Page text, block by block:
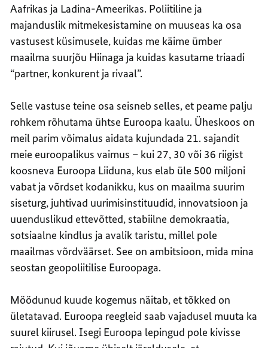
Aafrikas ja Ladina-Ameerikas. Poliitiline ja
majanduslik mitmekesistamine on muuseas ka osa
vastusest küsimusele, kuidas me käime ümber
maailma suurjõu Hiinaga ja kuidas kasutame triaadi
“partner, konkurent ja rivaal”.
Selle vastuse teine osa seisneb selles, et peame palju
rohkem rõhutama ühtse Euroopa kaalu. Üheskoos on
meil parim võimalus aidata kujundada 21. sajandit
meie euroopalikus vaimus – kui 27, 30 või 36 riigist
koosneva Euroopa Liiduna, kus elab üle 500 miljoni
vabat ja võrdset kodanikku, kus on maailma suurim
siseturg, juhtivad uurimisinstituudid, innovatsioon ja
uuenduslikud ettevõtted, stabiilne demokraatia,
sotsiaalne kindlus ja avalik taristu, millel pole
maailmas võrdväärset. See on ambitsioon, mida mina
seostan geopoliitilise Euroopaga.
Möödunud kuude kogemus näitab, et tõkked on
ületatavad. Euroopa reegleid saab vajadusel muuta ka
suurel kiirusel. Isegi Euroopa lepingud pole kivisse